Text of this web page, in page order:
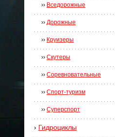
›› Вcедорожные
›› Дорожные
›› Круизеры
›› Скутеры
›› Соревновательные
›› Спорт-туризм
›› Суперспорт
› Гидроциклы